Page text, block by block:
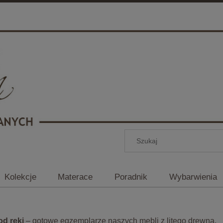
Kolekcje Materace Poradnik Wybarwienia
ręki – gotowe egzemplarze naszych mebli z litego drewna.